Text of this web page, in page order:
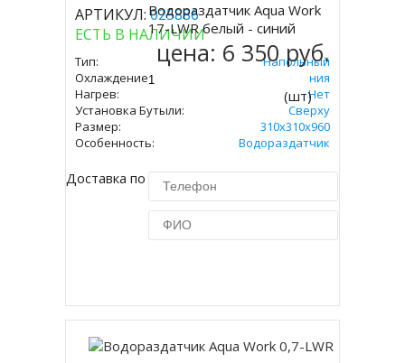
АРТИКУЛ:025886
ЕСТЬ В НАЛИЧИИ
Тип:
Напольный
Охлаждение:
Без Охлаждения
Нагрев:
Нет
Установка Бутыли:
Сверху
Размер:
310х310х960
Особенность:
Водораздатчик
Доставка по Москве 450 руб.
Купить
Водораздатчик Aqua Work
17-LWR белый - синий
цена: 6 350 руб.
(шт)